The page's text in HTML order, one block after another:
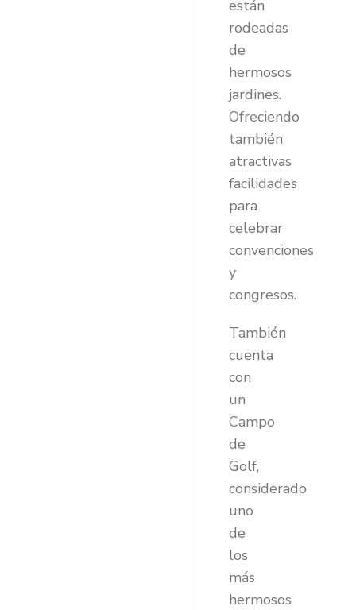
están
rodeadas
de
hermosos
jardines.
Ofreciendo
también
atractivas
facilidades
para
celebrar
convenciones
y
congresos.
También
cuenta
con
un
Campo
de
Golf,
considerado
uno
de
los
más
hermosos